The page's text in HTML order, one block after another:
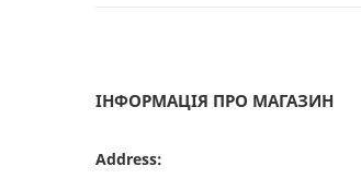
ІНФОРМАЦІЯ ПРО МАГАЗИН
Address: